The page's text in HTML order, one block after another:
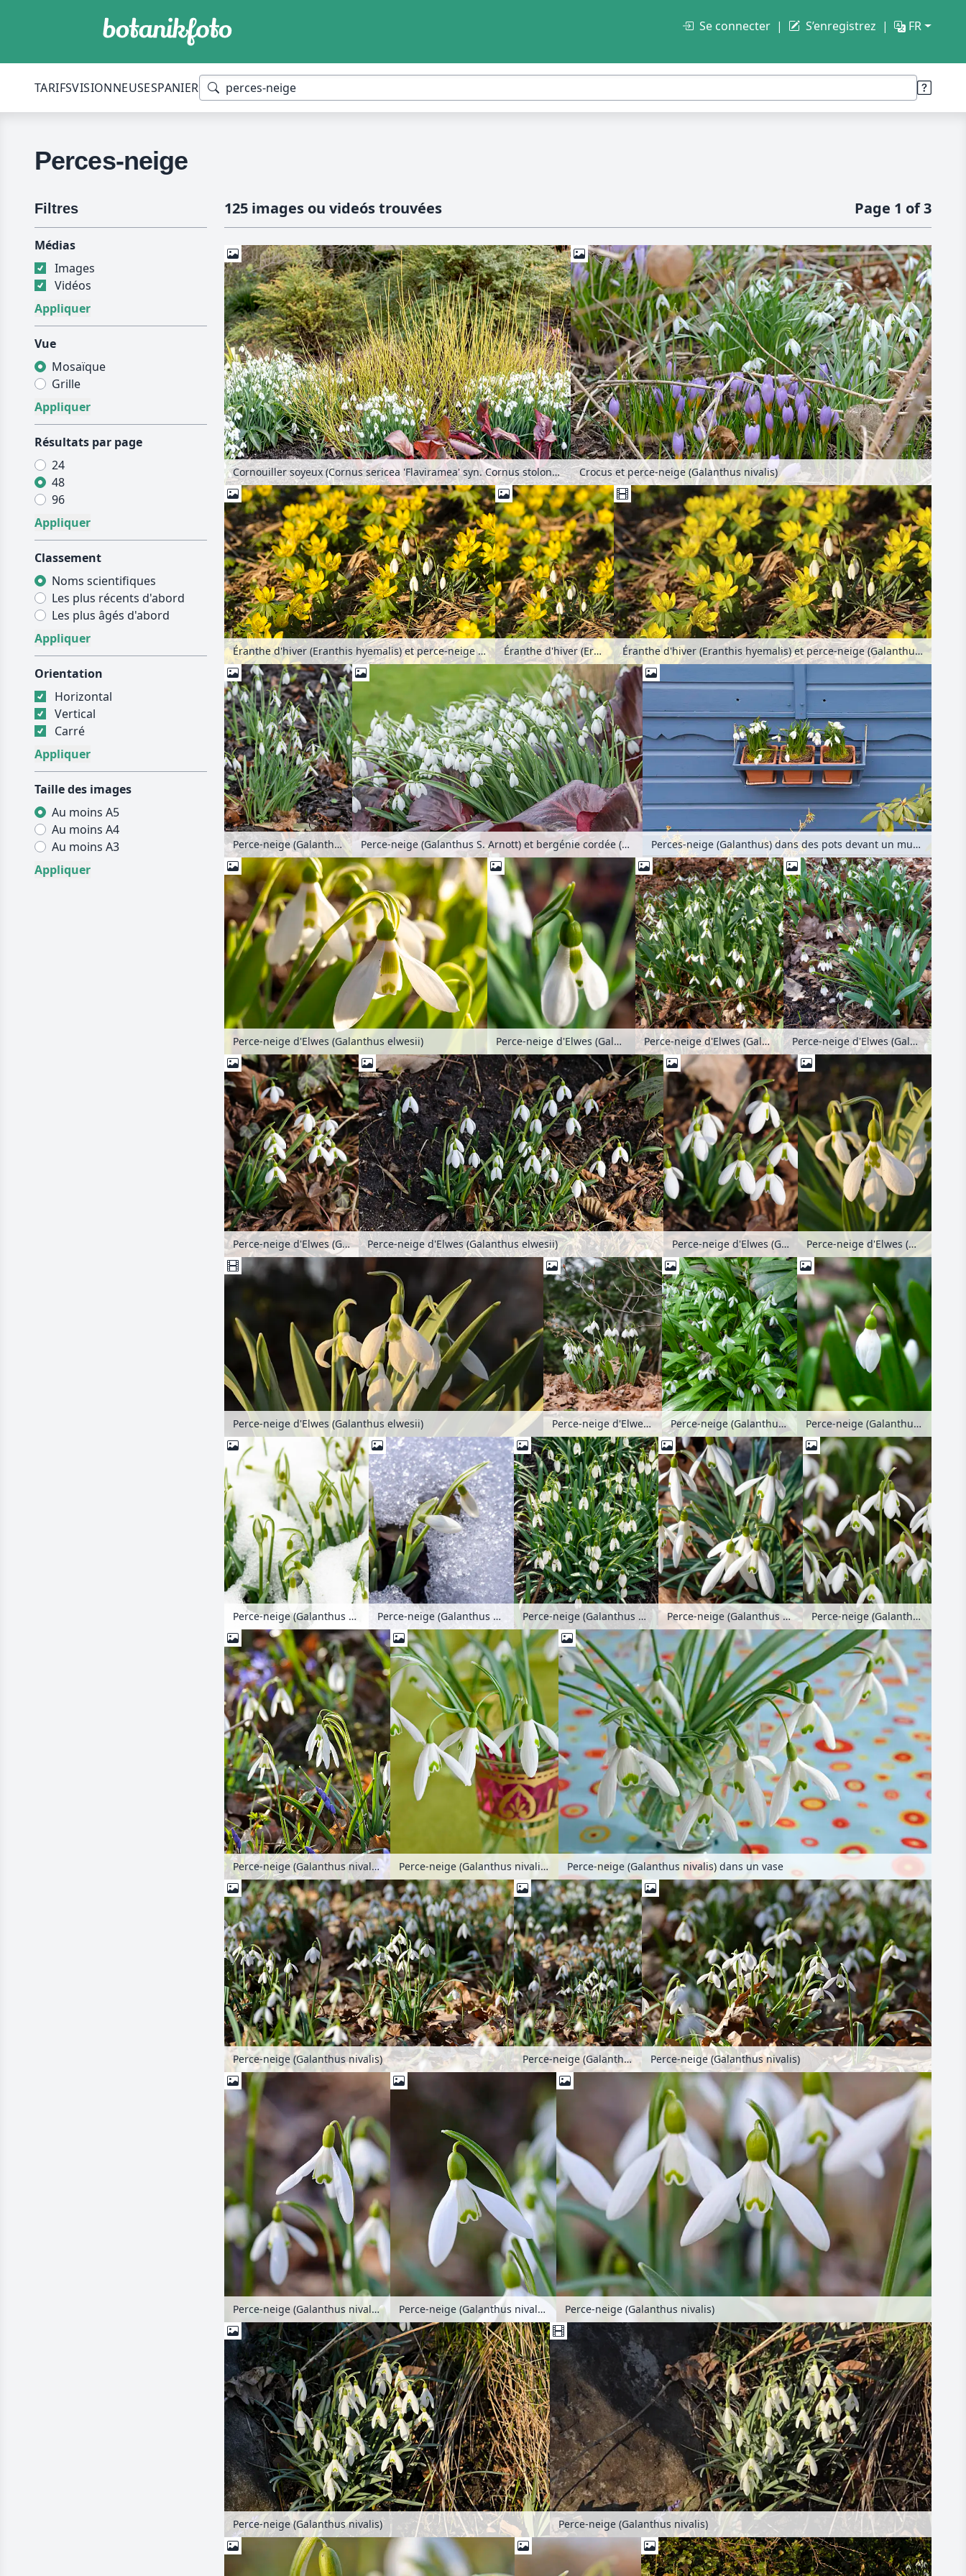
Se connecter S’enregistrez FR
TARIFSVISIONNEUSESPANIER
Perces-neige
Filtres
Médias
Images
Vidéos
Vue
Mosaïque
Grille
Résultats par page
24
48
96
Classement
Noms scientifiques
Les plus récents d'abord
Les plus âgés d'abord
Orientation
Horizontal
Vertical
Carré
Taille des images
Au moins A5
Au moins A4
Au moins A3
125 images ou videós trouvées Page 1 of 3
Cornouiller soyeux (Cornus sericea 'Flaviramea' syn. Cornus stolonifera 'Flaviramea'), bergénie cordée (Bergenia cordifolia 'Bressingham Ruby') et perce-neige (Galanthus nivalis) Crocus et perce-neige (Galanthus nivalis)
Éranthe d'hiver (Eranthis hyemalis) et perce-neige (Galanthus nivalis) Éranthe d'hiver (Eranthis hyemalis) et perce-neige (Galanthus nivalis) Éranthe d'hiver (Eranthis hyemalis) et perce-neige (Galanthus nivalis)
Perce-neige (Galanthus Atkinsii) Perce-neige (Galanthus S. Arnott) et bergénie cordée (Bergenia cordifolia 'Bressingham Ruby') Perces-neige (Galanthus) dans des pots devant un mur bleu
Perce-neige d'Elwes (Galanthus elwesii) Perce-neige d'Elwes (Galanthus elwesii) Perce-neige d'Elwes (Galanthus elwesii) Perce-neige d'Elwes (Galanthus elwesii)
Perce-neige d'Elwes (Galanthus elwesii) Perce-neige d'Elwes (Galanthus elwesii) Perce-neige d'Elwes (Galanthus elwesii) Perce-neige d'Elwes (Galanthus elwesii)
Perce-neige d'Elwes (Galanthus elwesii) Perce-neige d'Elwes (Galanthus elwesii) Perce-neige (Galanthus ikariae) Perce-neige (Galanthus ikariae)
Perce-neige (Galanthus nivalis) Perce-neige (Galanthus nivalis) Perce-neige (Galanthus nivalis) Perce-neige (Galanthus nivalis) Perce-neige (Galanthus nivalis)
Perce-neige (Galanthus nivalis) Perce-neige (Galanthus nivalis) dans un vase Perce-neige (Galanthus nivalis) dans un vase
Perce-neige (Galanthus nivalis) Perce-neige (Galanthus nivalis) Perce-neige (Galanthus nivalis)
Perce-neige (Galanthus nivalis) Perce-neige (Galanthus nivalis) Perce-neige (Galanthus nivalis)
Perce-neige (Galanthus nivalis) Perce-neige (Galanthus nivalis)